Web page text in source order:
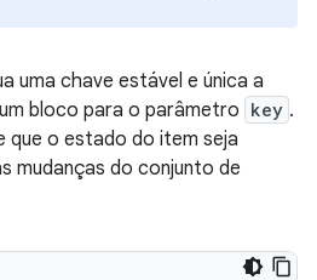
uma chave estável e única a
bloco para o parâmetro key .
que o estado do item seja
mudanças do conjunto de